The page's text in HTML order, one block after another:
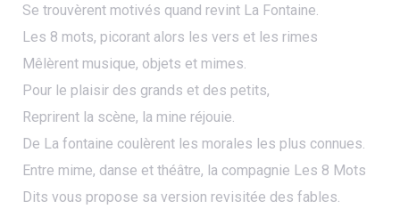
Se trouvèrent motivés quand revint La Fontaine.
Les 8 mots, picorant alors les vers et les rimes
Mêlèrent musique, objets et mimes.
Pour le plaisir des grands et des petits,
Reprirent la scène, la mine réjouie.
De La fontaine coulèrent les morales les plus connues.
Entre mime, danse et théâtre, la compagnie Les 8 Mots
Dits vous propose sa version revisitée des fables.